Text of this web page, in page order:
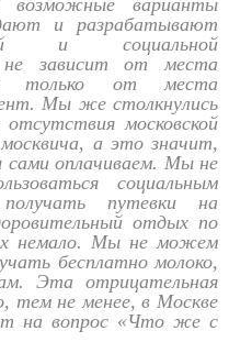
возможные варианты
и разрабатывают
и социальной
не зависит от места
а только от места
Мы же столкнулись
московской
а это значит,
оплачиваем. Мы не
социальным
путевки на
отдых по
немало. Мы не можем
бесплатно молоко,
Эта отрицательная
тем не менее, в Москве
на вопрос «Что же с